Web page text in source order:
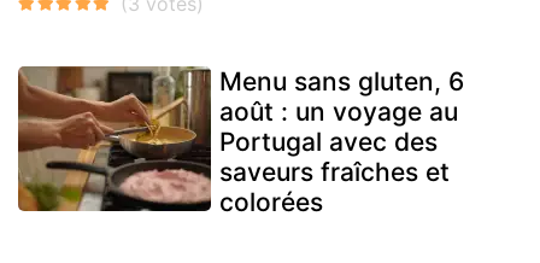
Menu sans gluten, 6
août : un voyage au
Portugal avec des
saveurs fraîches et
colorées